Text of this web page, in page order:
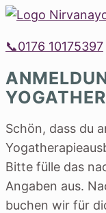
📞0176 10175397
Schön, dass du
Bitte fülle das
Angaben aus.
buchen wir für